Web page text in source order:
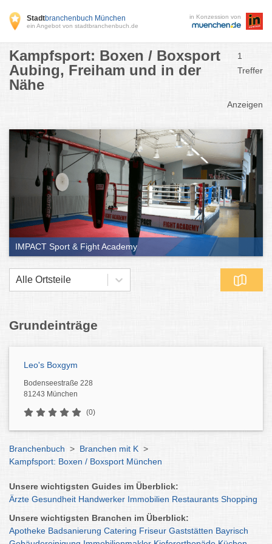
Stadtbranchenbuch München
ein Angebot von stadtbranchenbuch.de
in Konzession von
Kampfsport: Boxen / Boxsport
Aubing, Freiham und in der
Nähe
1
Treffer
Anzeigen
IMPACT Sport & Fight Academy
Alle Ortsteile
Grundeinträge
Leo's Boxgym
Bodenseestraße 228
81243 München
(0)
Branchenbuch > Branchen mit K >
Kampfsport: Boxen / Boxsport München
Unsere wichtigsten Guides im Überblick:
Ärzte Gesundheit Handwerker Immobilien Restaurants Shopping
Unsere wichtigsten Branchen im Überblick:
Apotheke Badsanierung Catering Friseur Gaststätten Bayrisch